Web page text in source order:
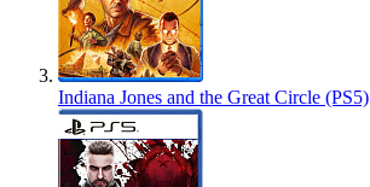
Indiana Jones and the Great Circle (PS5)